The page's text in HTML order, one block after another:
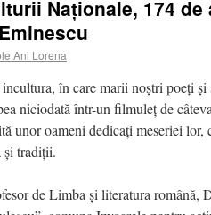
Naționale, 174 de
Ani Lorena
în care marii noștri poeți
niciodată într-un filmuleț de
unor oameni dedicați meseriei lor,
și tradiții.
de Limba și literatura română,